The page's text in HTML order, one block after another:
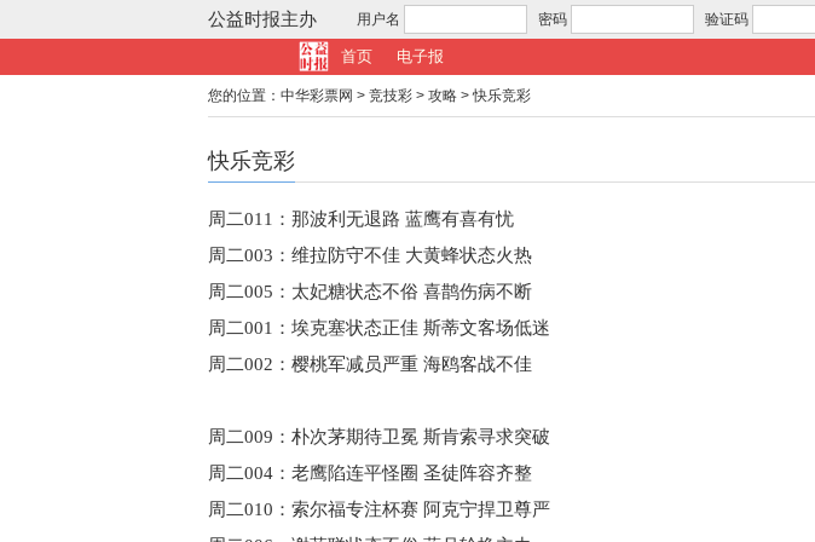
公益时报主办 用户名 密码 验证码
首页 电子报
您的位置： 中华彩票网 > 竞技彩 > 攻略 >快乐竞彩
快乐竞彩
周二011：那波利无退路 蓝鹰有喜有忧
周二003：维拉防守不佳 大黄蜂状态火热
周二005：太妃糖状态不俗 喜鹊伤病不断
周二001：埃克塞状态正佳 斯蒂文客场低迷
周二002：樱桃军减员严重 海鸥客战不佳
周二009：朴次茅期待卫冕 斯肯索寻求突破
周二004：老鹰陷连平怪圈 圣徒阵容齐整
周二010：索尔福专注杯赛 阿克宁捍卫尊严